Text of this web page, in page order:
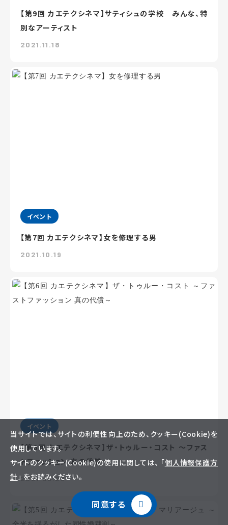
【第9回 カエテクシネマ】サティシュの学校 みんな、特
別なアーティスト
2021.11.18
イベント
【第7回 カエテクシネマ】女を修理する男
2021.10.19
イベント
【第6回 カエテクシネマ】ザ・トゥルー・コスト ～ファス
トファッション 真の代償～
2021.09.29
当サイトでは、サイトの利便性向上のため、クッキー(Cookie)を
使用しています。
サイトのクッキー(Cookie)の使用に関しては、 「個人情報保護方
針」 をお読みください。
同意する